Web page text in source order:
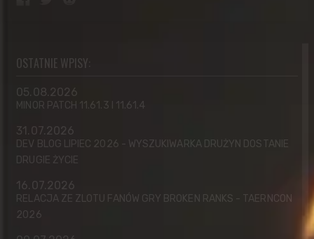
OSTATNIE WPISY:
05.08.2026
MINOR PATCH 11.61.3 I 11.61.4
31.07.2026
DEV BLOG LIPIEC 2026 - WYSZUKIWARKA DRUŻYN DOSTANIE
DRUGIE ŻYCIE
16.07.2026
RELACJA ZE ZLOTU FANÓW GRY BROKEN RANKS - TAERNCON
2026